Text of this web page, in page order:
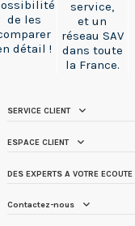
de les
détail !
service,
et un
réseau SAV
dans toute
la France.
SERVICE CLIENT
ESPACE CLIENT
DES EXPERTS A VOTRE ECOUTE
Contactez-nous